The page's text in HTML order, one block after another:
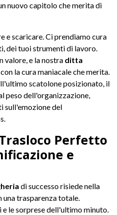
nuovo capitolo che merita di
e scaricare. Ci prendiamo cura
dei tuoi strumenti di lavoro.
valore, e la nostra ditta
la cura maniacale che merita.
scatolone posizionato, il
peso dell'organizzazione,
sull'emozione del
Perfetto
e
di successo risiede nella
trasparenza totale.
le sorprese dell'ultimo minuto.